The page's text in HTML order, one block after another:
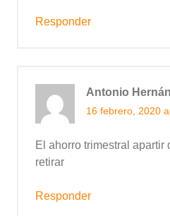
Responder
Antonio
16 febrero, 2020
El ahorro trimestral apartir
retirar
Responder